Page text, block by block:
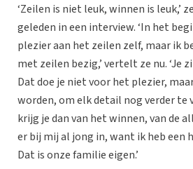
‘Zeilen is niet leuk, winnen is leuk,’
geleden in een interview. ‘In het
plezier aan het zeilen zelf, maar ik
met zeilen bezig,’ vertelt ze nu. ‘Je
Dat doe je niet voor het plezier,
worden, om elk detail nog verder te
krijg je dan van het winnen, van de
er bij mij al jong in, want ik heb een
Dat is onze familie eigen.’